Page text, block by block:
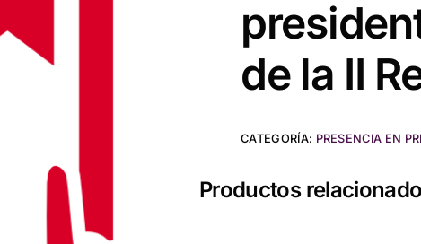
de la II
CATEGORÍA: PRESENCIA EN
Productos